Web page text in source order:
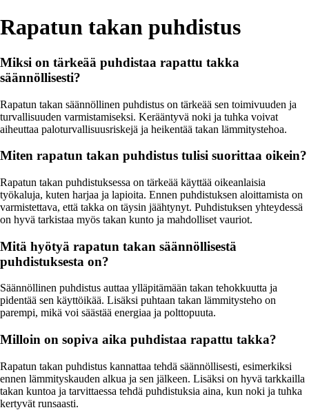
Rapatun takan puhdistus
Miksi on tärkeää puhdistaa rapattu takka
säännöllisesti?
Rapatun takan säännöllinen puhdistus on tärkeää sen toimivuuden ja
turvallisuuden varmistamiseksi. Kerääntyvä noki ja tuhka voivat
aiheuttaa paloturvallisuusriskejä ja heikentää takan lämmitystehoa.
Miten rapatun takan puhdistus tulisi suorittaa oikein?
Rapatun takan puhdistuksessa on tärkeää käyttää oikeanlaisia
työkaluja, kuten harjaa ja lapioita. Ennen puhdistuksen aloittamista on
varmistettava, että takka on täysin jäähtynyt. Puhdistuksen yhteydessä
on hyvä tarkistaa myös takan kunto ja mahdolliset vauriot.
Mitä hyötyä rapatun takan säännöllisestä
puhdistuksesta on?
Säännöllinen puhdistus auttaa ylläpitämään takan tehokkuutta ja
pidentää sen käyttöikää. Lisäksi puhtaan takan lämmitysteho on
parempi, mikä voi säästää energiaa ja polttopuuta.
Milloin on sopiva aika puhdistaa rapattu takka?
Rapatun takan puhdistus kannattaa tehdä säännöllisesti, esimerkiksi
ennen lämmityskauden alkua ja sen jälkeen. Lisäksi on hyvä tarkkailla
takan kuntoa ja tarvittaessa tehdä puhdistuksia aina, kun noki ja tuhka
kertyvät runsaasti.